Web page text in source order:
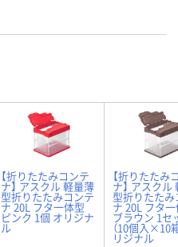
【折りたたみコンテ
ナ】 アスクル 軽量薄
型折りたたみコンテ
ナ 20L フタ一体型
ピンク 1個 オリジナ
ル
【折りたたみ
ナ】 アスクル
型折りたた
ナ 20L フタ
ブラウン 1セ
（10個入×10
リジナル